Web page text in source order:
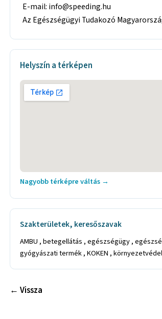
E-mail: info@speeding.hu
Az Egészségügyi Tudakozó
Helyszín a térképen
Nagyobb térképre váltás →
Szakterületek, keresőszavak
AMBU , betegellátás , egészségügy ,
gyógyászati termék , KOKEN ,
← Vissza